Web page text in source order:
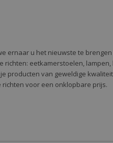
ernaar u het nieuwste te
richten: eetkamerstoelen,
producten van geweldige
richten voor een onklopbare prijs.